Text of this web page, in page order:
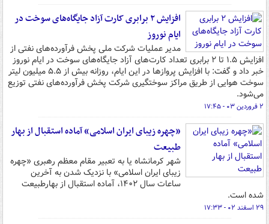
افزایش ۲ برابری کارت آزاد جایگاه‌های سوخت در
ایام نوروز
مدیر عملیات شرکت ملی پخش فرآورده‌های نفتی از
افزایش ۱.۵ تا ۲ برابری تعداد کارت‌های آزاد جایگاه‌های سوخت در ایام نوروز
خبر داد و گفت: با افزایش پروازها در این ایام، روزانه بیش از ۵.۵ میلیون لیتر
سوخت هوایی از طریق مراکز سوختگیری شرکت پخش فرآورده‌های نفتی توزیع
می‌شود.
۲ فروردین ۰۳ - ۱۷:۴۵
«چهره زیبای ایران اسلامی» آماده استقبال از بهار
طبیعت
شهر کرمانشاه یا به تعبیر مقام معظم رهبری «چهره
زیبای ایران اسلامی» با نزدیک شدن به آخرین
ساعات سال ۱۴۰۲، آماده استقبال از بهارطبیعت
شده است.
۲۹ اسفند ۰۲ - ۱۷:۳۳